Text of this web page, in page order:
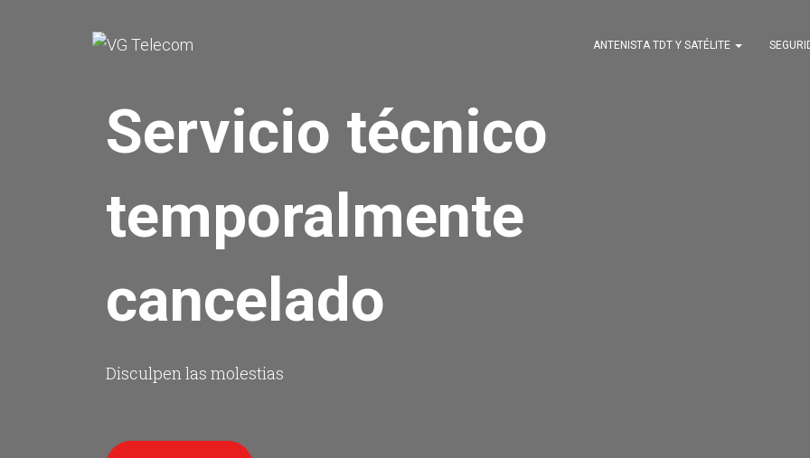
ANTENISTA TDT Y SATÉLITE
Servicio técnico
temporalmente
cancelado
Disculpen las molestias